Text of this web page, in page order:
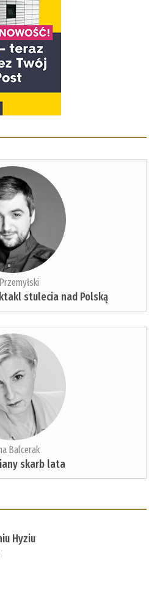
stulecia nad Polską
Balcerak
skarb lata
Hyziu